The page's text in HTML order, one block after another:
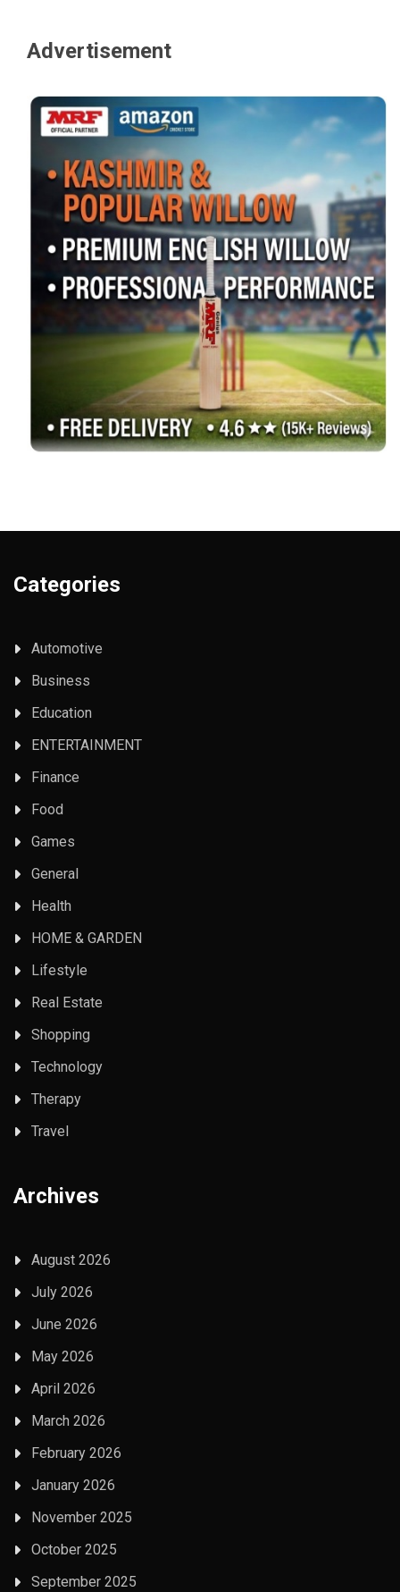
Advertisement
Categories
Automotive
Business
Education
ENTERTAINMENT
Finance
Food
Games
General
Health
HOME & GARDEN
Lifestyle
Real Estate
Shopping
Technology
Therapy
Travel
Archives
August 2026
July 2026
June 2026
May 2026
April 2026
March 2026
February 2026
January 2026
November 2025
October 2025
September 2025